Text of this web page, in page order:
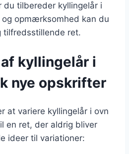
du tilbereder kyllingelår i
opmærksomhed kan du
ret.
kyllingelår i
nye opskrifter
at variere kyllingelår i ovn
en ret, der aldrig bliver
ideer til variationer: